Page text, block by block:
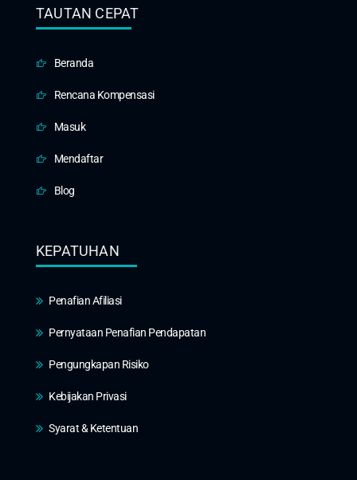
TAUTAN CEPAT
Beranda
Rencana Kompensasi
Masuk
Mendaftar
Blog
KEPATUHAN
Penafian Afiliasi
Pernyataan Penafian Pendapatan
Pengungkapan Risiko
Kebijakan Privasi
Syarat & Ketentuan